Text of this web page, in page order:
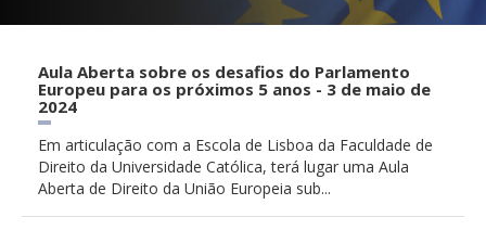
Aula Aberta sobre os desafios do Parlamento
Europeu para os próximos 5 anos - 3 de maio de
2024
Em articulação com a Escola de Lisboa da Faculdade de
Direito da Universidade Católica, terá lugar uma Aula
Aberta de Direito da União Europeia sub...